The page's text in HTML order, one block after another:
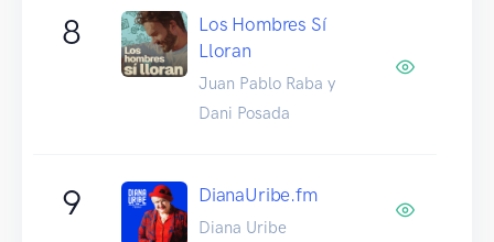
8
Los Hombres Sí
Lloran
Juan Pablo Raba y
Dani Posada
9 DianaUribe.fm
Diana Uribe